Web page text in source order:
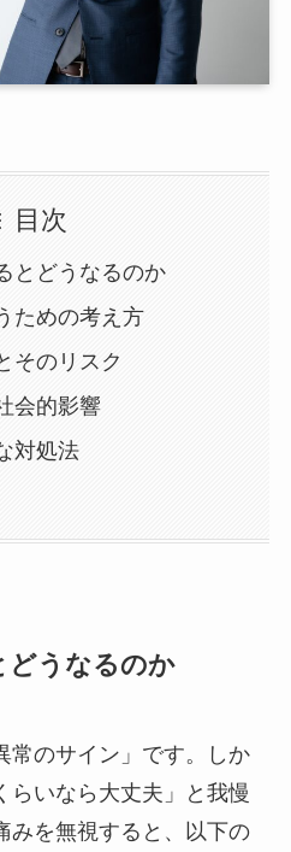
目次
とどうなるのか
ための考え方
そのリスク
会的影響
対処法
どうなるのか
常のサイン」です。しか
らいなら大丈夫」と我慢
みを無視すると、以下の